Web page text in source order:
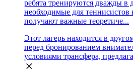
ребята тренируются дважды в
необходимые для теннисистов
получают важные теоретиче...
Этот лагерь находится в
перед бронированием
условиями трансфера,